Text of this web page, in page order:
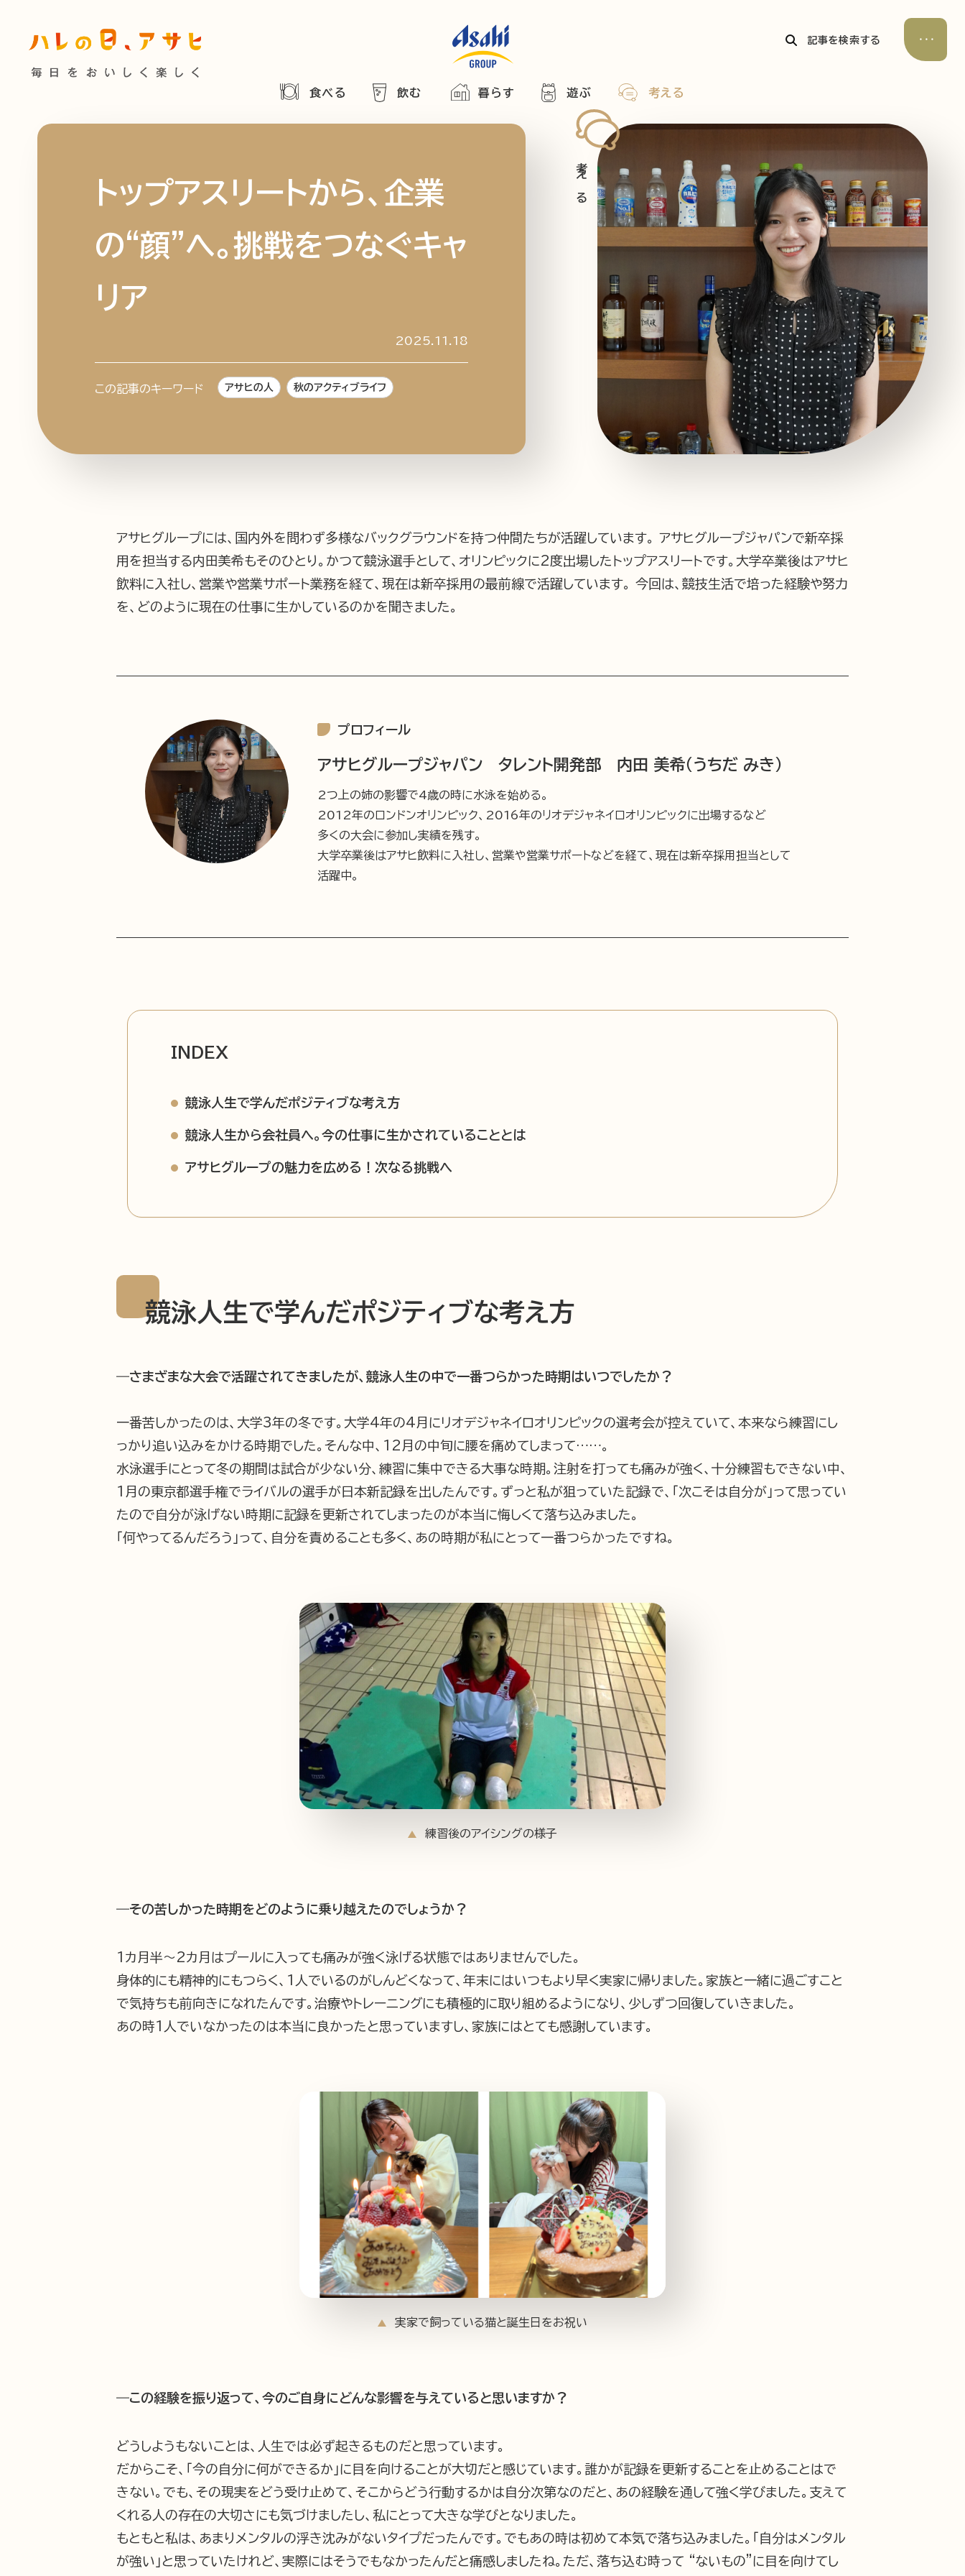
食べる 飲む 暮らす 遊ぶ 考える
記事を検索する
暮らす
考える
連載 アサヒの人
歴史 夏のビール特集2025
ウイスキー 大阪・関西万博
浅草特集2025 おでかけ
池波正太郎 浅草 レシピ
みんなで乾杯
HOME
ABOUT
公式アカウント一覧
ニュースリリース プライバシーポリシー 推奨環境 ご利用規約
トップアスリートから、企業
の“顔”へ。挑戦をつなぐキャ
リア
2025.11.18
この記事のキーワード アサヒの人 秋のアクティブライフ
アサヒグループには、国内外を問わず多様なバックグラウンドを持つ仲間たちが活躍しています。 アサヒグループジャパンで新卒採
用を担当する内田美希もそのひとり。かつて競泳選手として、オリンピックに2度出場したトップアスリートです。大学卒業後はアサヒ
飲料に入社し、営業や営業サポート業務を経て、現在は新卒採用の最前線で活躍しています。 今回は、競技生活で培った経験や努力
を、どのように現在の仕事に生かしているのかを聞きました。
プロフィール
アサヒグループジャパン タレント開発部 内田 美希（うちだ みき）
2つ上の姉の影響で4歳の時に水泳を始める。
2012年のロンドンオリンピック、2016年のリオデジャネイロオリンピックに出場するなど
多くの大会に参加し実績を残す。
大学卒業後はアサヒ飲料に入社し、営業や営業サポートなどを経て、現在は新卒採用担当として
活躍中。
INDEX
競泳人生で学んだポジティブな考え方
競泳人生から会社員へ。今の仕事に生かされていることとは
アサヒグループの魅力を広める！次なる挑戦へ
競泳人生で学んだポジティブな考え方
―さまざまな大会で活躍されてきましたが、競泳人生の中で一番つらかった時期はいつでしたか？
一番苦しかったのは、大学3年の冬です。大学4年の4月にリオデジャネイロオリンピックの選考会が控えていて、本来なら練習にし
っかり追い込みをかける時期でした。そんな中、12月の中旬に腰を痛めてしまって……。
水泳選手にとって冬の期間は試合が少ない分、練習に集中できる大事な時期。注射を打っても痛みが強く、十分練習もできない中、
1月の東京都選手権でライバルの選手が日本新記録を出したんです。ずっと私が狙っていた記録で、「次こそは自分が」って思ってい
たので自分が泳げない時期に記録を更新されてしまったのが本当に悔しくて落ち込みました。
「何やってるんだろう」って、自分を責めることも多く、あの時期が私にとって一番つらかったですね。
練習後のアイシングの様子
―その苦しかった時期をどのように乗り越えたのでしょうか？
1カ月半～2カ月はプールに入っても痛みが強く泳げる状態ではありませんでした。
身体的にも精神的にもつらく、1人でいるのがしんどくなって、年末にはいつもより早く実家に帰りました。家族と一緒に過ごすこと
で気持ちも前向きになれたんです。治療やトレーニングにも積極的に取り組めるようになり、少しずつ回復していきました。
あの時1人でいなかったのは本当に良かったと思っていますし、家族にはとても感謝しています。
実家で飼っている猫と誕生日をお祝い
―この経験を振り返って、今のご自身にどんな影響を与えていると思いますか？
どうしようもないことは、人生では必ず起きるものだと思っています。
だからこそ、「今の自分に何ができるか」に目を向けることが大切だと感じています。誰かが記録を更新することを止めることはで
きない。でも、その現実をどう受け止めて、そこからどう行動するかは自分次第なのだと、あの経験を通して強く学びました。支えて
くれる人の存在の大切さにも気づけましたし、私にとって大きな学びとなりました。
もともと私は、あまりメンタルの浮き沈みがないタイプだったんです。でもあの時は初めて本気で落ち込みました。「自分はメンタル
が強い」と思っていたけれど、実際にはそうでもなかったんだと痛感しましたね。ただ、落ち込む時って “ないもの”に目を向けてし